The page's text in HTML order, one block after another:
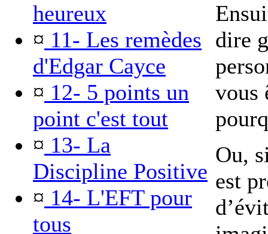
heureux
¤ 11- Les remèdes
d'Edgar Cayce
¤ 12- 5 points un
point c'est tout
¤ 13- La
Discipline Positive
¤ 14- L'EFT pour
tous
dire
vous
Ou,
est